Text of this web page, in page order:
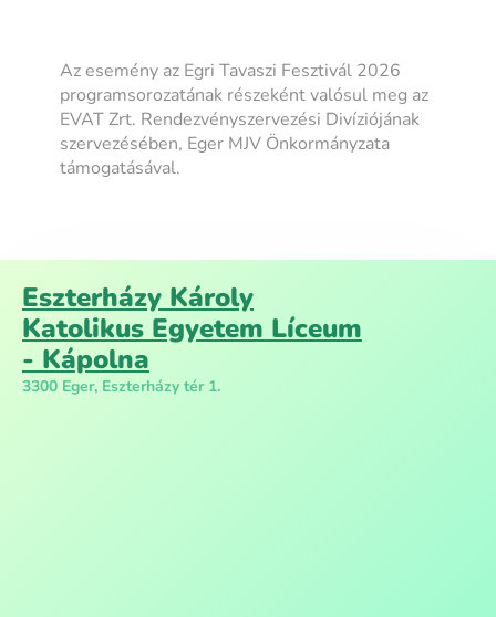
Az esemény az Egri Tavaszi Fesztivál 2026
programsorozatának részeként valósul meg az
EVAT Zrt. Rendezvényszervezési Divíziójának
szervezésében, Eger MJV Önkormányzata
támogatásával.
Eszterházy Károly
Katolikus Egyetem Líceum
- Kápolna
3300 Eger, Eszterházy tér 1.